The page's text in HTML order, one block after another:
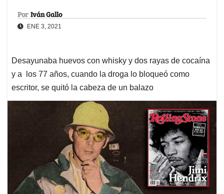
Por Iván Gallo
ENE 3, 2021
Desayunaba huevos con whisky y dos rayas de cocaína
y a los 77 años, cuando la droga lo bloqueó como
escritor, se quitó la cabeza de un balazo